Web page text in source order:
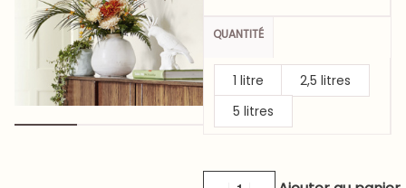
QUANTITÉ
1 litre
2,5 litres
5 litres